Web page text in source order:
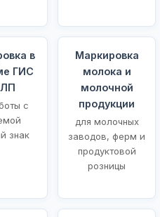
в
ГИС
с
знак
Маркировка
молока и
молочной
продукции
для молочных
заводов, ферм и
продуктовой
розницы